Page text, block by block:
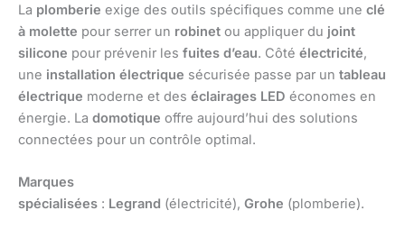
La plomberie exige des outils spécifiques comme une clé
à molette pour serrer un robinet ou appliquer du joint
silicone pour prévenir les fuites d’eau. Côté électricité,
une installation électrique sécurisée passe par un tableau
électrique moderne et des éclairages LED économes en
énergie. La domotique offre aujourd’hui des solutions
connectées pour un contrôle optimal.
Marques
spécialisées : Legrand (électricité), Grohe (plomberie).